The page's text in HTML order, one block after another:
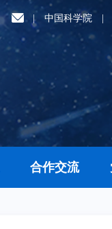
| 中国科学院
合作交流